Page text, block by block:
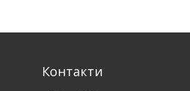
Контакти